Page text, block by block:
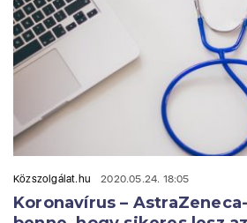
Közszolgálat.hu 2020.05.24. 18:05
Koronavírus –